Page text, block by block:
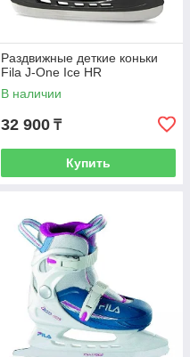
Раздвижные деткие коньки
Fila J-One Ice HR
В наличии
32 900 ₸
Купить